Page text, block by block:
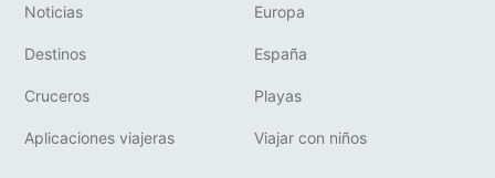
Noticias Europa
Destinos España
Cruceros Playas
Aplicaciones viajeras Viajar con niños